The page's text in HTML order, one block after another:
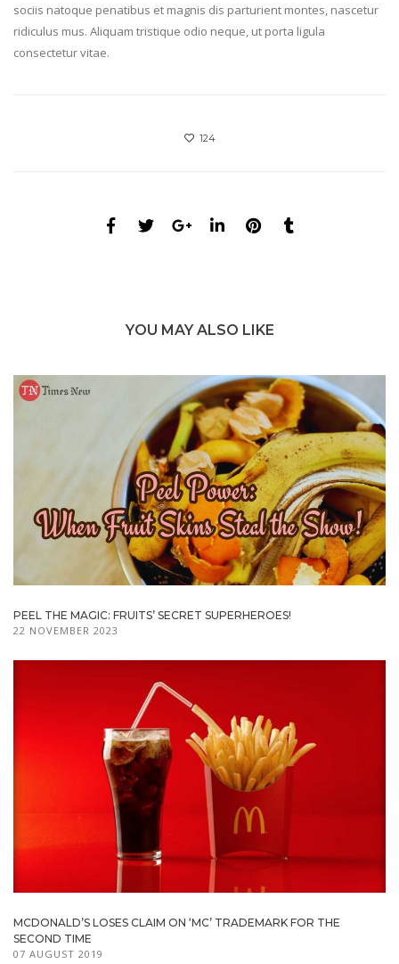
sociis natoque penatibus et magnis dis parturient montes, nascetur
ridiculus mus. Aliquam tristique odio neque, ut porta ligula
consectetur vitae.
124
YOU MAY ALSO LIKE
PEEL THE MAGIC: FRUITS’ SECRET SUPERHEROES!
22 NOVEMBER 2023
MCDONALD’S LOSES CLAIM ON ‘MC’ TRADEMARK FOR THE
SECOND TIME
07 AUGUST 2019